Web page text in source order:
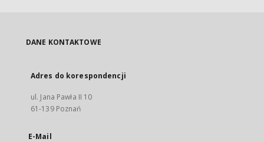
DANE KONTAKTOWE
Adres do korespondencji
ul. Jana Pawła II 10
61-139 Poznań
E-Mail